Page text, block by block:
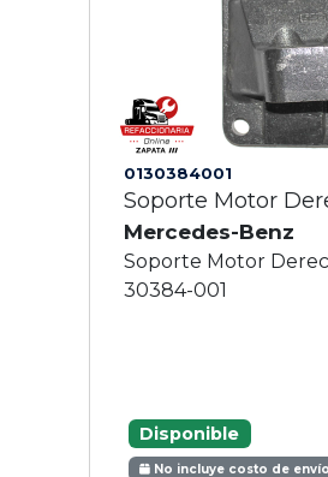
0130384001
Soporte Motor
Mercedes-Benz
Soporte Motor
30384-001
Disponible
No incluye costo de envío